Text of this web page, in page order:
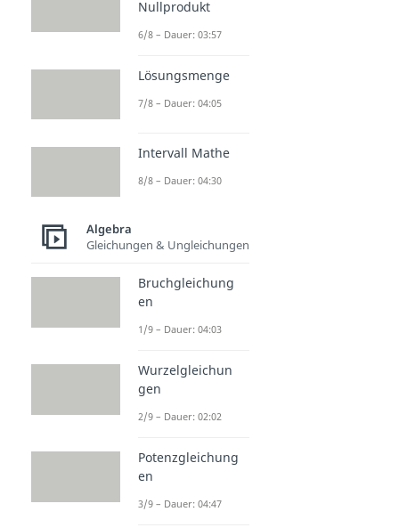
Nullprodukt
6/8 – Dauer: 03:57
Lösungsmenge
7/8 – Dauer: 04:05
Intervall Mathe
8/8 – Dauer: 04:30
Algebra
Gleichungen & Ungleichungen
Bruchgleichung
en
1/9 – Dauer: 04:03
Wurzelgleichun
gen
2/9 – Dauer: 02:02
Potenzgleichung
en
3/9 – Dauer: 04:47